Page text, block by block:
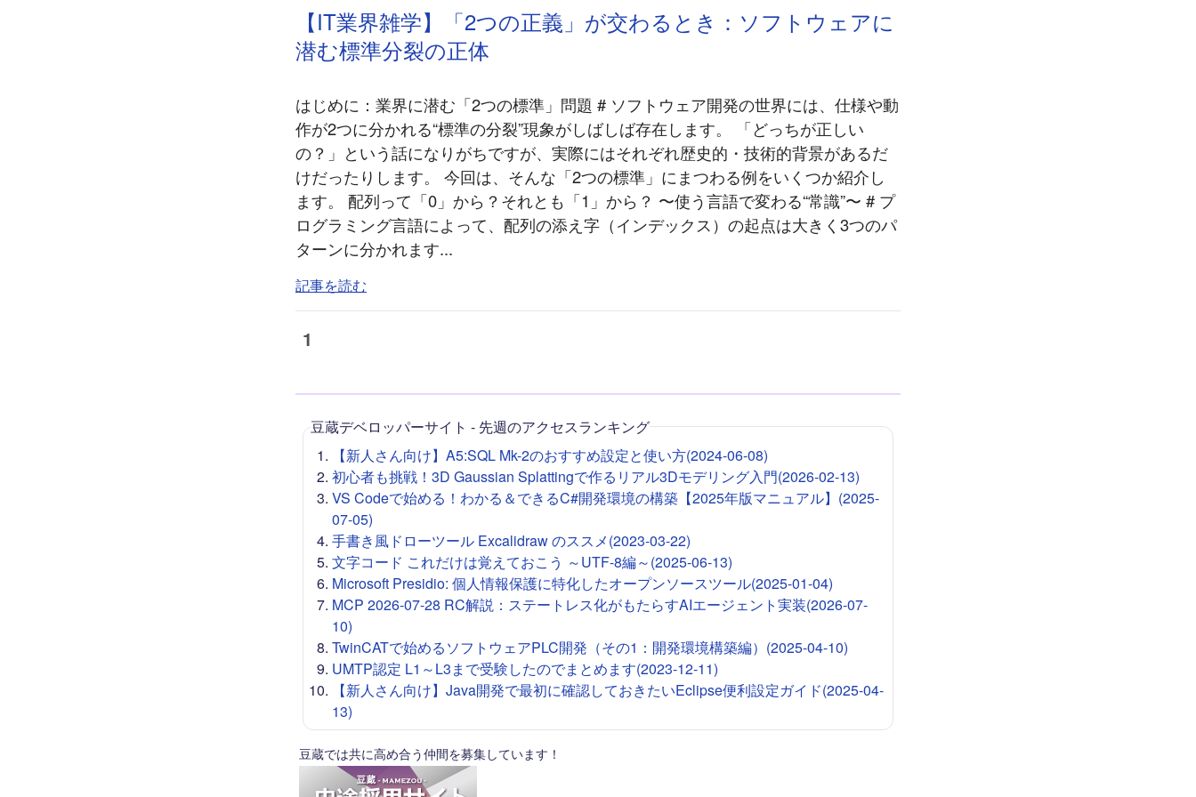
【IT業界雑学】「2つの正義」が交わるとき：ソフトウェアに
潜む標準分裂の正体
はじめに：業界に潜む「2つの標準」問題 # ソフトウェア開発の世界には、仕様や動
作が2つに分かれる“標準の分裂”現象がしばしば存在します。 「どっちが正しい
の？」という話になりがちですが、実際にはそれぞれ歴史的・技術的背景があるだ
けだったりします。 今回は、そんな「2つの標準」にまつわる例をいくつか紹介し
ます。 配列って「0」から？それとも「1」から？ 〜使う言語で変わる“常識”〜 # プ
ログラミング言語によって、配列の添え字（インデックス）の起点は大きく3つのパ
ターンに分かれます...
記事を読む
1
豆蔵デベロッパーサイト - 先週のアクセスランキング
【新人さん向け】A5:SQL Mk-2のおすすめ設定と使い方(2024-06-08)
初心者も挑戦！3D Gaussian Splattingで作るリアル3Dモデリング入門(2026-02-13)
VS Codeで始める！わかる＆できるC#開発環境の構築【2025年版マニュアル】(2025-
07-05)
手書き風ドローツール Excalidraw のススメ(2023-03-22)
文字コード これだけは覚えておこう ～UTF-8編～(2025-06-13)
Microsoft Presidio: 個人情報保護に特化したオープンソースツール(2025-01-04)
MCP 2026-07-28 RC解説：ステートレス化がもたらすAIエージェント実装(2026-07-
10)
TwinCATで始めるソフトウェアPLC開発（その1：開発環境構築編）(2025-04-10)
UMTP認定 L1～L3まで受験したのでまとめます(2023-12-11)
【新人さん向け】Java開発で最初に確認しておきたいEclipse便利設定ガイド(2025-04-
13)
豆蔵では共に高め合う仲間を募集しています！